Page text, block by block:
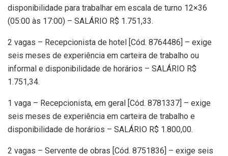
disponibilidade para trabalhar em escala de turno 12×36
(05:00 às 17:00) – SALÁRIO R$ 1.751,33.
2 vagas – Recepcionista de hotel [Cód. 8764486] – exige
seis meses de experiência em carteira de trabalho ou
informal e disponibilidade de horários – SALÁRIO R$
1.751,34.
1 vaga – Recepcionista, em geral [Cód. 8781337] – exige
seis meses de experiência em carteira de trabalho e
disponibilidade de horários – SALÁRIO R$ 1.800,00.
2 vagas – Servente de obras [Cód. 8751836] – exige seis